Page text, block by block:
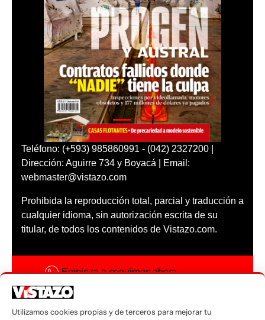
Teléfono: (+593) 985860991 - (042) 2327200 |
Dirección: Aguirre 734 y Boyacá | Email:
webmaster@vistazo.com
Prohibida la reproducción total, parcial y traducción a
cualquier idioma, sin autorización escrita de su
titular, de todos los contenidos de Vistazo.com.
Empieza a seguirnos ahora
Código ética
Utilizamos cookies propias y de terceros para mejorar tu